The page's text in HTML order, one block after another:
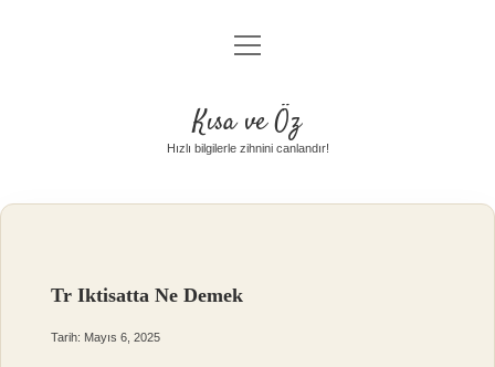
Anasayfa
Yasal Uyarı
menüyü
aç
Kısa ve Öz
Hızlı bilgilerle zihnini canlandır!
Tr Iktisatta Ne Demek
Tarih: Mayıs 6, 2025